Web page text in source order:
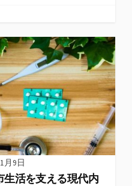
月9日
活を支える現代内